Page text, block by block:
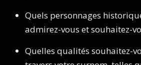
Quels personnages
admirez-vous et souhaitez-
Quelles qualités souhaitez-